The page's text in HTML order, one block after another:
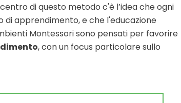
di questo metodo c'è l’idea che ogni
di apprendimento, e che l'educazione
Montessori sono pensati per favorire
, con un focus particolare sullo